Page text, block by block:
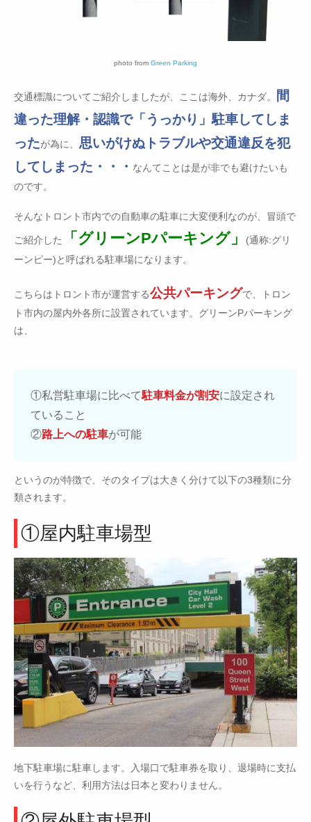
photo from Green Parking
交通標識についてご紹介しましたが、ここは海外、カナダ。
間
違った理解・認識で「うっかり」駐車してしま
ったが為に、 思いがけぬトラブルや交通違反を犯
してしまった・・・ なんてことは是が非でも避けたいも
のです。
そんなトロント市内での自動車の駐車に大変便利なのが、冒頭で
ご紹介した 「グリーンPパーキング」
(通称:グリ
ーンピー)と呼ばれる駐車場になります。
こちらはトロント市が運営する公共パーキングで、トロン
ト市内の屋内外各所に設置されています。グリーンPパーキング
は、
①私営駐車場に比べて駐車料金が割安に設定され
ていること
②路上への駐車が可能
というのが特徴で、そのタイプは大きく分けて以下の3種類に分
類されます。
①屋内駐車場型
地下駐車場に駐車します。入場口で駐車券を取り、退場時に支払
いを行うなど、利用方法は日本と変わりません。